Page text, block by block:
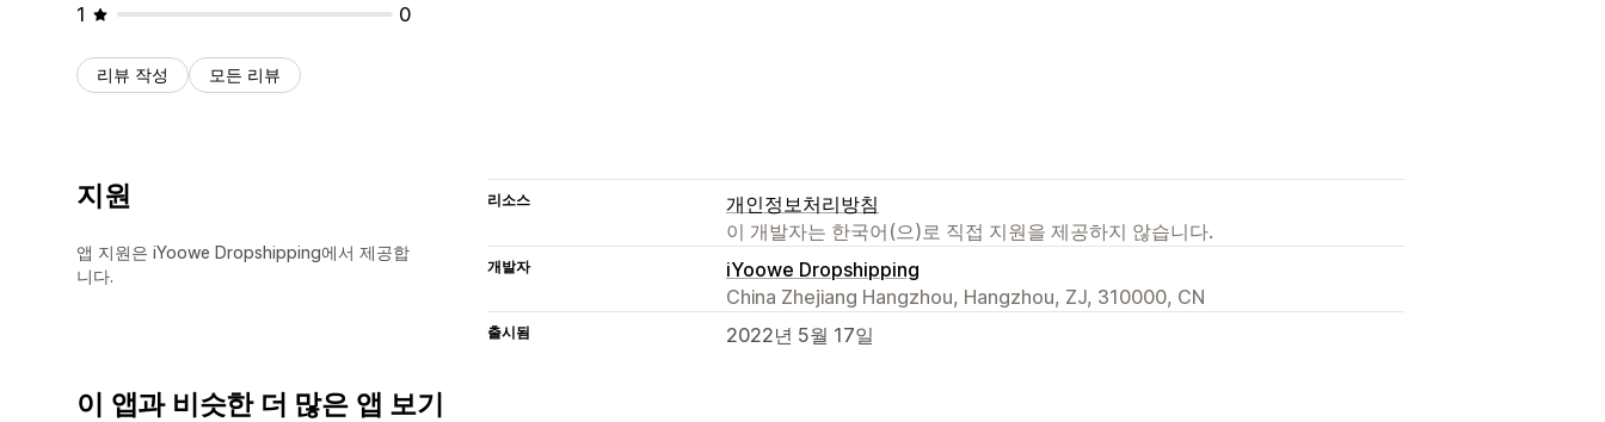
1
0
리뷰 작성 모든 리뷰
지원
앱 지원은 iYoowe Dropshipping에서 제공합
니다.
리소스
개인정보처리방침
이 개발자는 한국어(으)로 직접 지원을 제공하지 않습니다.
개발자
iYoowe Dropshipping
China Zhejiang Hangzhou, Hangzhou, ZJ, 310000, CN
출시됨 2022년 5월 17일
이 앱과 비슷한 더 많은 앱 보기